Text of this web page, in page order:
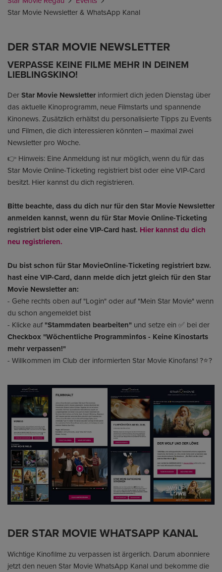
Star Movie Newsletter & WhatsApp Kanal
DER STAR MOVIE NEWSLETTER
VERPASSE KEINE FILME MEHR IN DEINEM
LIEBLINGSKINO!
DerStar Movie Newsletter informiert dich jeden Dienstag über
das aktuelle Kinoprogramm, neue Filmstarts und spannende
Kinonews. Zusätzlich erhältst du personalisierte Tipps zu Events
und Filmen, die dich interessieren könnten – maximal zwei
Newsletter pro Woche.
👉 Hinweis: Eine Anmeldung ist nur möglich, wenn du für das
Star Movie Online-Ticketing registriert bist oder eine VIP-Card
besitzt. Hier kannst du dich registrieren.
Bitte beachte, dass du dich nur für den Star Movie Newsletter
anmelden kannst, wenn du für Star Movie Online-Ticketing
registriert bist oder eine VIP-Card hast. Hier kannst du dich
neu registrieren.
Du bist schon für Star MovieOnline-Ticketing registriert bzw.
hast eine VIP-Card, dann melde dich jetzt gleich für den Star
Movie Newsletter an:
- Gehe rechts oben auf "Login" oder auf "Mein Star Movie" wenn
du schon angemeldet bist
- Klicke auf"Stammdaten bearbeiten" und setze ein ✅ bei der
Checkbox "Wöchentliche Programminfos - Keine Kinostarts
mehr verpassen!"
- Willkommen im Club der informierten Star Movie Kinofans! ?⭐?
DER STAR MOVIE WHATSAPP KANAL
Wichtige Kinofilme zu verpassen ist ärgerlich. Darum abonniere
jetzt den neuen Star Movie WhatsApp Kanal und bekomme die